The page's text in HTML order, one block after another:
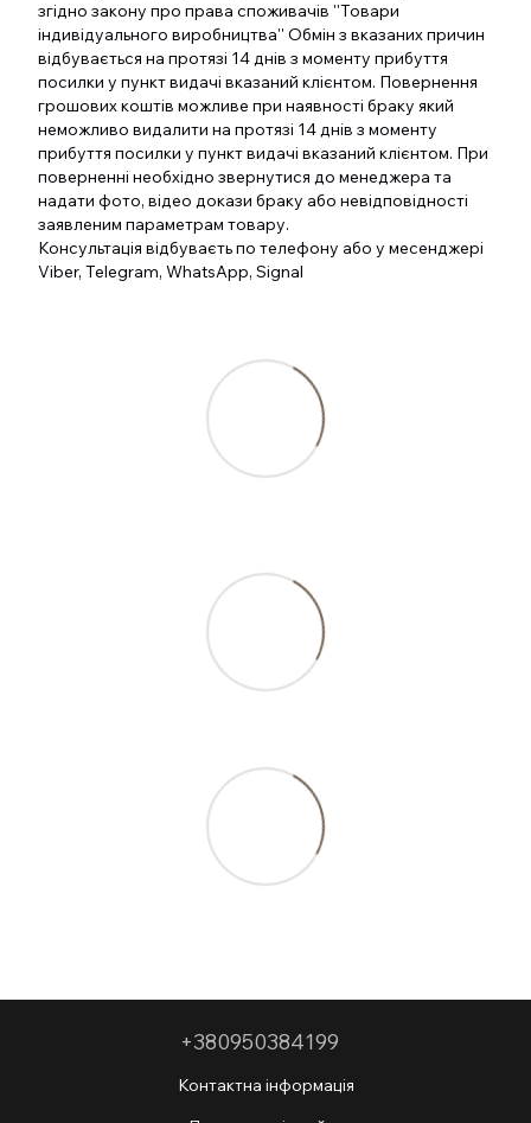
згідно закону про права споживачів ''Товари
індивідуального виробництва'' Обмін з вказаних причин
відбувається на протязі 14 днів з моменту прибуття
посилки у пункт видачі вказаний клієнтом. Повернення
грошових коштів можливе при наявності браку який
неможливо видалити на протязі 14 днів з моменту
прибуття посилки у пункт видачі вказаний клієнтом. При
поверненні необхідно звернутися до менеджера та
надати фото, відео докази браку або невідповідності
заявленим параметрам товару.
Консультація відбуваєть по телефону або у месенджері
Viber, Telegram, WhatsApp, Signal
+380950384199
Контактна інформація